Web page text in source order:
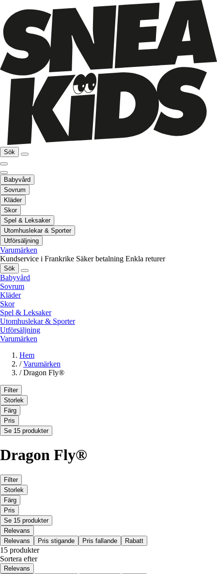
Sök
Babyvård
Sovrum
Kläder
Skor
Spel & Leksaker
Utomhuslekar & Sporter
Utförsäljning
Varumärken
Kundservice i Frankrike Säker betalning Enkla returer
Sök
Babyvård
Sovrum
Kläder
Skor
Spel & Leksaker
Utomhuslekar & Sporter
Utförsäljning
Varumärken
Hem
/ Varumärken
/ Dragon Fly®
Filter
Storlek
Färg
Pris
Se 15 produkter
Dragon Fly®
Filter
Storlek
Färg
Pris
Se 15 produkter
Relevans
Relevans
Pris stigande Pris fallande Rabatt
15 produkter
Sortera efter
Relevans